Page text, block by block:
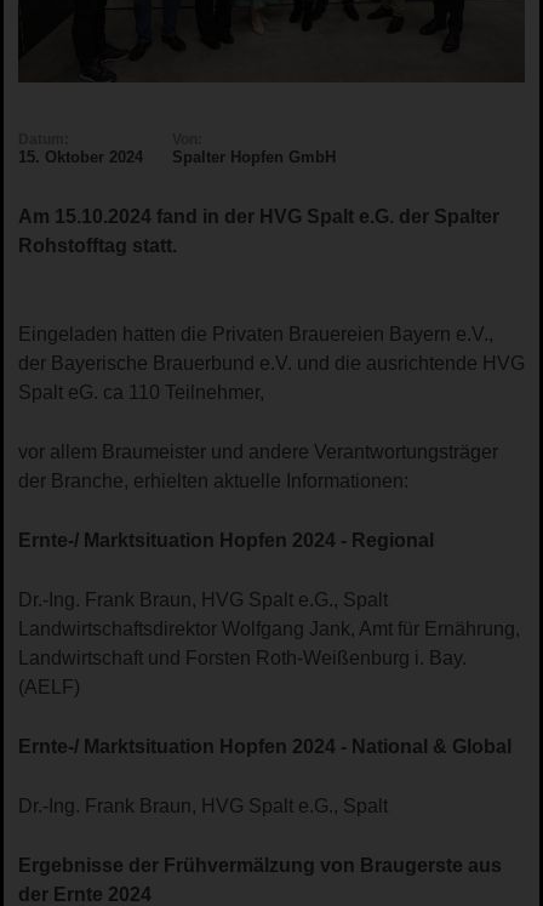
15. Oktober 2024 Spalter Hopfen GmbH
Am 15.10.2024 fand in der HVG Spalt e.G. der Spalter
Rohstofftag statt.
Eingeladen hatten die Privaten Brauereien Bayern e.V.,
der Bayerische Brauerbund e.V. und die ausrichtende HVG
Spalt eG. ca 110 Teilnehmer,
vor allem Braumeister und andere Verantwortungsträger
der Branche, erhielten aktuelle Informationen:
Ernte-/ Marktsituation Hopfen 2024 - Regional
Dr.-Ing. Frank Braun, HVG Spalt e.G., Spalt
Landwirtschaftsdirektor Wolfgang Jank, Amt für Ernährung,
Landwirtschaft und Forsten Roth-Weißenburg i. Bay.
(AELF)
Ernte-/ Marktsituation Hopfen 2024 - National & Global
Dr.-Ing. Frank Braun, HVG Spalt e.G., Spalt
Ergebnisse der Frühvermälzung von Braugerste aus
der Ernte 2024